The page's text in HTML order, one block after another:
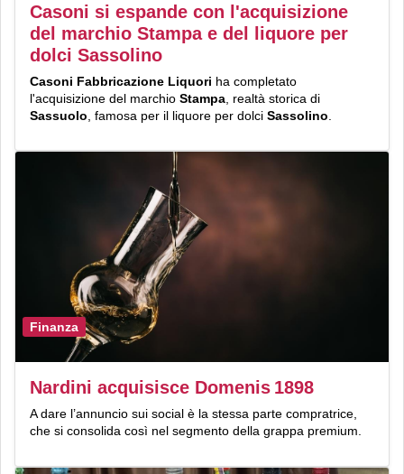
Casoni si espande con l'acquisizione
del marchio Stampa e del liquore per
dolci Sassolino
Casoni Fabbricazione Liquori ha completato
l'acquisizione del marchio Stampa , realtà storica di
Sassuolo , famosa per il liquore per dolci Sassolino
Finanza
Nardini acquisisce Domenis 1898
A dare l’annuncio sui social è la stessa parte compratrice,
che si consolida così nel segmento della grappa premium.